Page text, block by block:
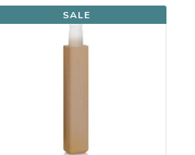
SALE